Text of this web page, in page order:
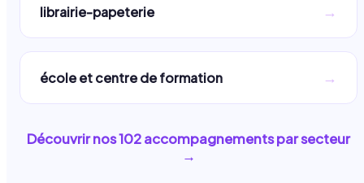
librairie-papeterie →
école et centre de formation →
Découvrir nos102accompagnements par secteur
→